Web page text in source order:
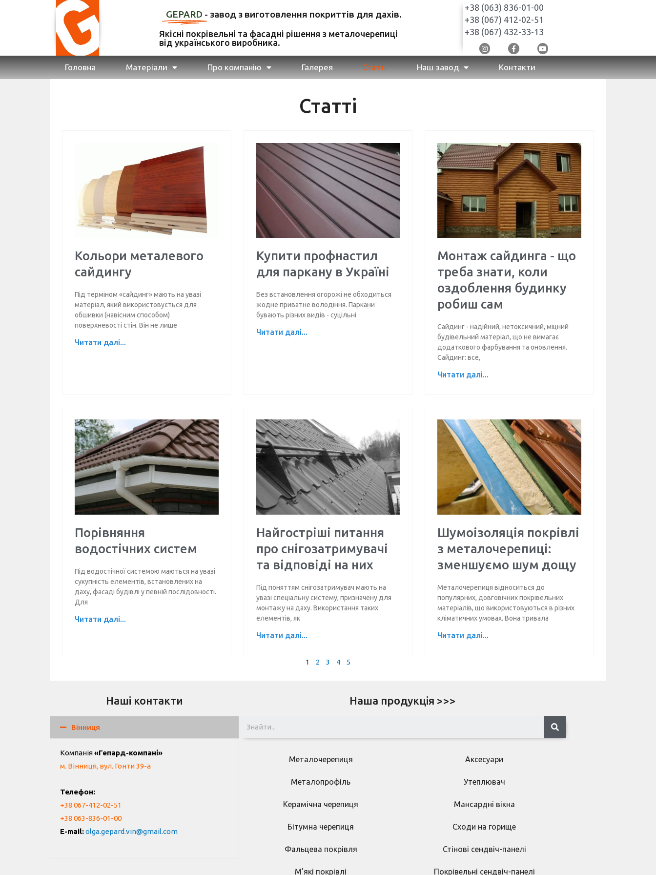
GEPARD - завод з виготовлення покриттів для дахів.
Якісні покрівельні та фасадні рішення з металочерепиці
від українського виробника.
+38 (063) 836-01-00
+38 (067) 412-02-51
+38 (067) 432-33-13
Головна Матеріали Про компанію Галерея Статті Наш завод Контакти
Статті
Кольори металевого
сайдингу
Під терміном «сайдинг» мають на увазі
матеріал, який використовується для
обшивки (навісним способом)
поверхневості стін. Він не лише
Читати далі...
Купити профнастил
для паркану в Україні
Без встановлення огорожі не обходиться
жодне приватне володіння. Паркани
бувають різних видів - суцільні
Читати далі...
Монтаж сайдинга - що
треба знати, коли
оздоблення будинку
робиш сам
Сайдинг - надійний, нетоксичний, міцний
будівельний матеріал, що не вимагає
додаткового фарбування та оновлення.
Сайдинг: все,
Читати далі...
Порівняння
водостічних систем
Під водостічної системою маються на увазі
сукупність елементів, встановлених на
даху, фасаді будівлі у певній послідовності.
Для
Читати далі...
Найгостріші питання
про снігозатримувачі
та відповіді на них
Під поняттям снігозатримувач мають на
увазі спеціальну систему, призначену для
монтажу на даху. Використання таких
елементів, як
Читати далі...
Шумоізоляція покрівлі
з металочерепиці:
зменшуємо шум дощу
Металочерепиця відноситься до
популярних, довговічних покрівельних
матеріалів, що використовуються в різних
кліматичних умовах. Вона тривала
Читати далі...
1 2 3 4 5
Наші контакти
Вінниця
Компанія«Гепард-компані»
м. Вінниця, вул. Гонти 39-а
Телефон:
+38 067-412-02-51
+38 063-836-01-00
E-mail:olga.gepard.vin@gmail.com
Наша продукція >>>
Металочерепиця
Металопрофіль
Керамічна черепиця
Бітумна черепиця
Фальцева покрівля
М'які покрівлі
Аксесуари
Утеплювач
Мансардні вікна
Сходи на горище
Стінові сендвіч-панелі
Покрівельні сендвіч-панелі